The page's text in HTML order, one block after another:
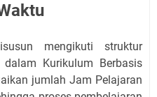
mengikuti struktur
Kurikulum Berbasis
jumlah Jam Pelajaran